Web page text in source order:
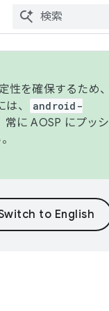
を確保するため、
、
android-
に AOSP にプッシ